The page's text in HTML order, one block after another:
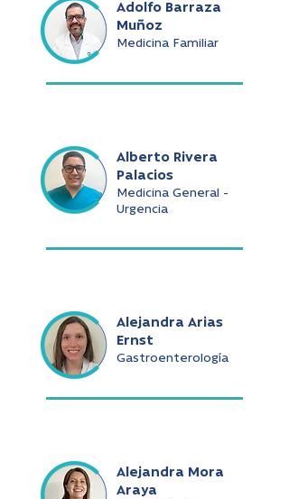
Adolfo Barraza
Muñoz
Medicina Familiar
Alberto Rivera
Palacios
Medicina General -
Urgencia
Alejandra Arias
Ernst
Gastroenterología
Alejandra Mora
Araya